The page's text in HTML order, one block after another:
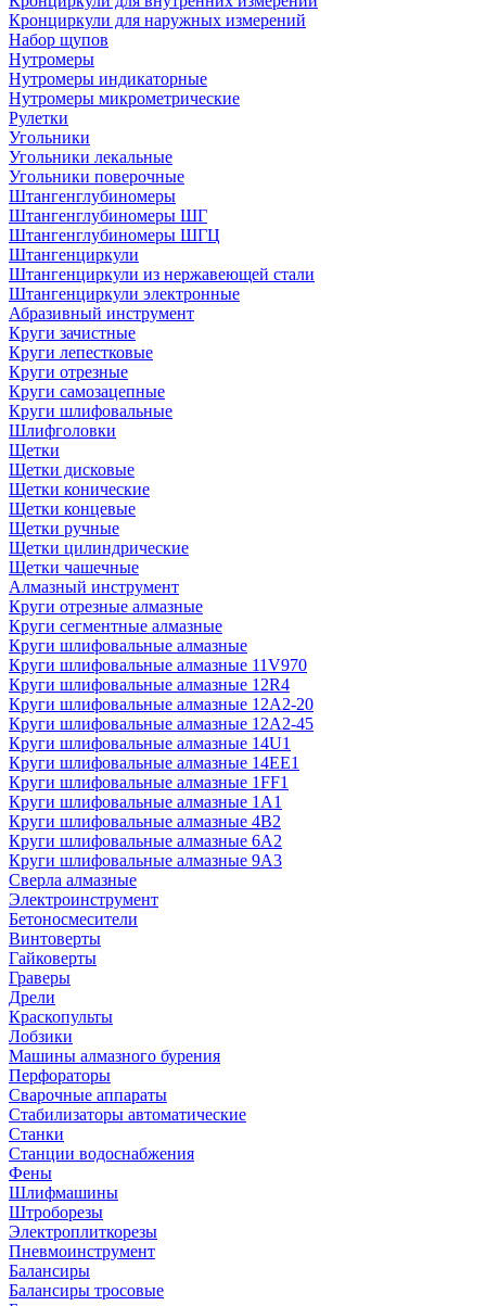
Кронциркули для наружных измерений
Набор щупов
Нутромеры
Нутромеры индикаторные
Нутромеры микрометрические
Рулетки
Угольники
Угольники лекальные
Угольники поверочные
Штангенглубиномеры
Штангенглубиномеры ШГ
Штангенглубиномеры ШГЦ
Штангенциркули
Штангенциркули из нержавеющей стали
Штангенциркули электронные
Абразивный инструмент
Круги зачистные
Круги лепестковые
Круги отрезные
Круги самозацепные
Круги шлифовальные
Шлифголовки
Щетки
Щетки дисковые
Щетки конические
Щетки концевые
Щетки ручные
Щетки цилиндрические
Щетки чашечные
Алмазный инструмент
Круги отрезные алмазные
Круги сегментные алмазные
Круги шлифовальные алмазные
Круги шлифовальные алмазные 11V970
Круги шлифовальные алмазные 12R4
Круги шлифовальные алмазные 12А2-20
Круги шлифовальные алмазные 12А2-45
Круги шлифовальные алмазные 14U1
Круги шлифовальные алмазные 14ЕЕ1
Круги шлифовальные алмазные 1FF1
Круги шлифовальные алмазные 1А1
Круги шлифовальные алмазные 4В2
Круги шлифовальные алмазные 6A2
Круги шлифовальные алмазные 9А3
Сверла алмазные
Электроинструмент
Бетоносмесители
Винтоверты
Гайковерты
Граверы
Дрели
Краскопульты
Лобзики
Машины алмазного бурения
Перфораторы
Сварочные аппараты
Стабилизаторы автоматические
Станки
Станции водоснабжения
Фены
Шлифмашины
Штроборезы
Электроплиткорезы
Пневмоинструмент
Балансиры
Балансиры тросовые